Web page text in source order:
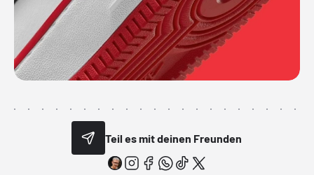
Teil es mit deinen Freunden